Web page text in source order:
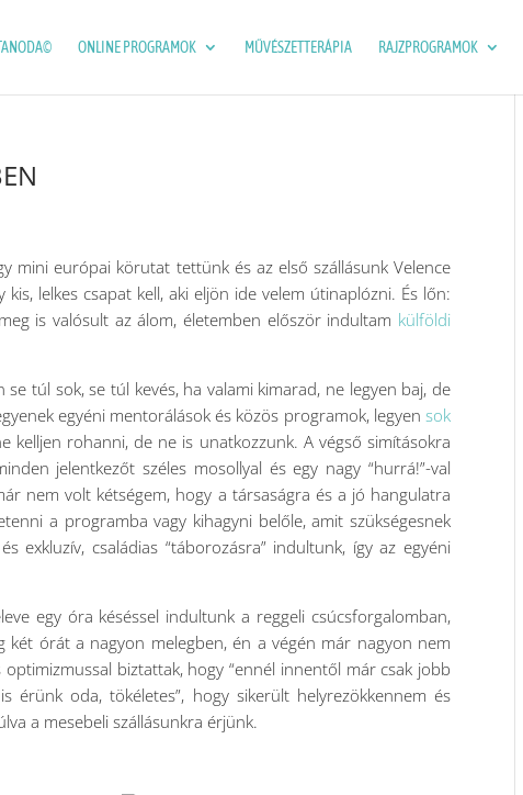
ONLINE PROGRAMOK MŰVÉSZETTERÁPIA RAJZPROGRAMOK
mini európai körutat tettünk és az első szállásunk Velence
lelkes csapat kell, aki eljön ide velem útinaplózni. És lőn:
is valósult az álom, életemben először indultam külföldi
túl sok, se túl kevés, ha valami kimarad, ne legyen baj, de
egyéni mentorálások és közös programok, legyensok
kelljen rohanni, de ne is unatkozzunk. A végső simításokra
jelentkezőt széles mosollyal és egy nagy “hurrá!”-val
nem volt kétségem, hogy a társaságra és a jó hangulatra
a programba vagy kihagyni belőle, amit szükségesnek
exkluzív, családias “táborozásra” indultunk, így az egyéni
egy óra késéssel indultunk a reggeli csúcsforgalomban,
két órát a nagyon melegben, én a végén már nagyon nem
biztattak, hogy “ennél innentől már csak jobb
érünk oda, tökéletes”, hogy sikerült helyrezökkennem és
a mesebeli szállásunkra érjünk.